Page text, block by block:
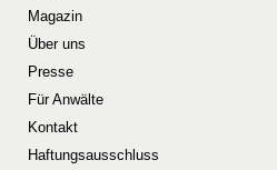
Magazin
Über uns
Presse
Für Anwälte
Kontakt
Haftungsausschluss